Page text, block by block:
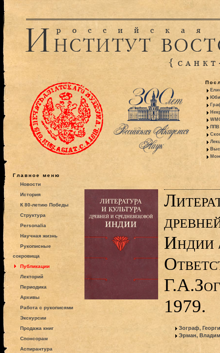
ППВ
Главное меню
Новости
История
К 80-летию Победы
Структура
Personalia
Научная жизнь
Рукописные
сокровища
Публикации
Лекторий
Периодика
Архивы
Работа с рукописями
Экскурсии
Продажа книг
Спонсорам
Аспирантура
Индии
1979.
Зограф,
Эрман,